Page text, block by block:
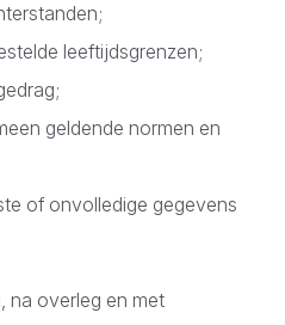
leeftijdsgrenzen;
geldende normen en
of onvolledige gegevens
na overleg en met